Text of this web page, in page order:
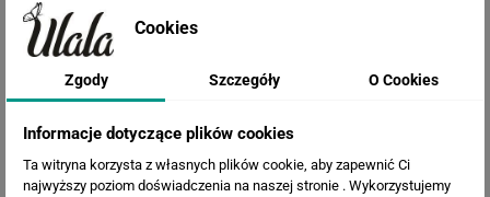
Cookies
Zgody Szczegóły O Cookies
Informacje dotyczące plików cookies
Ta witryna korzysta z własnych plików cookie, aby zapewnić Ci
najwyższy poziom doświadczenia na naszej stronie . Wykorzystujemy